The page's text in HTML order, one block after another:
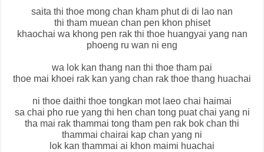
saita thi thoe mong chan kham phut di di lao nan
thi tham muean chan pen khon phiset
khaochai wa khong pen rak thi thoe huangyai yang nan
phoeng ru wan ni eng
wa lok kan thang nan thi thoe tham pai
thoe mai khoei rak kan yang chan rak thoe thang huachai
ni thoe daithi thoe tongkan mot laeo chai haimai
sa chai pho rue yang thi hen chan tong puat chai yang ni
tha mai rak thammai tong tham pen rak bok chan thi
thammai chairai kap chan yang ni
lok kan thammai ai khon maimi huachai